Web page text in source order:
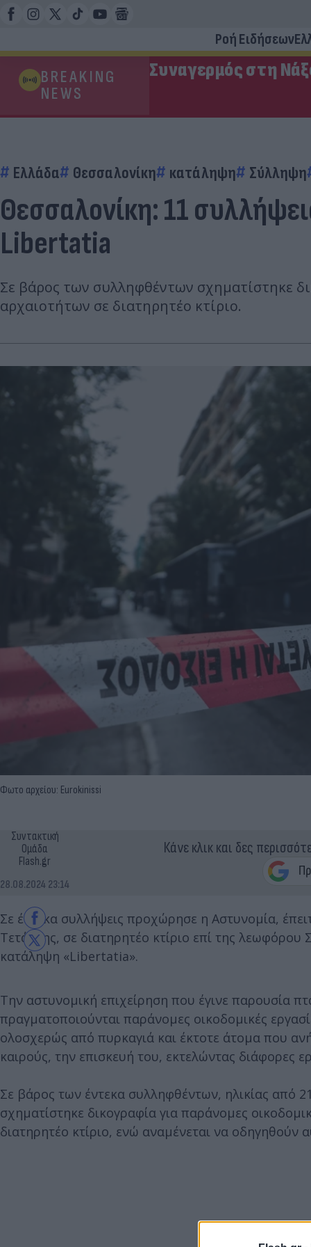
Ροή Ειδήσεων
BREAKING
NEWS
Συναγερμός στη
Ελλάδα Θεσσαλονίκη κατάληψη Σύλληψη
Θεσσαλονίκη: 11
Libertatia
Σε βάρος των συλληφθέντων σχηματίστηκε
αρχαιοτήτων σε διατηρητέο κτίριο.
Φωτο αρχείου: Eurokinissi
Συντακτική
Ομάδα
Flash.gr
28.08.2024 23:14
Κάνε κλικ και δες
Σε έντεκα συλλήψεις προχώρησε η Αστυνομία,
Τετάρτης, σε διατηρητέο κτίριο επί της
κατάληψη «Libertatia».
Την αστυνομική επιχείρηση που έγινε παρουσία
πραγματοποιούνται παράνομες οικοδομικές
ολοσχερώς από πυρκαγιά και έκτοτε άτομα που
καιρούς, την επισκευή του, εκτελώντας διάφορες
Σε βάρος των έντεκα συλληφθέντων, ηλικίας από
σχηματίστηκε δικογραφία για παράνομες
διατηρητέο κτίριο, ενώ αναμένεται να οδηγηθούν